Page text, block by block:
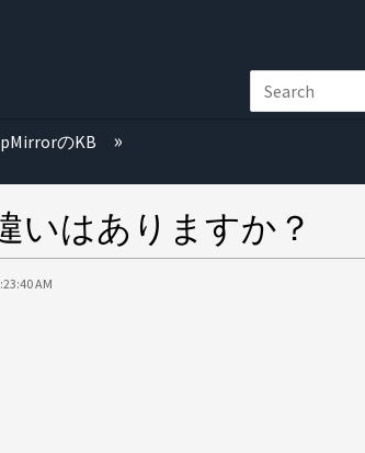
のKB
いはありますか？
AM